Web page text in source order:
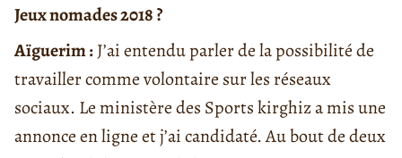
Jeux nomades 2018 ?
Aïguerim :J’ai entendu parler de la possibilité de
travailler comme volontaire sur les réseaux
sociaux. Le ministère des Sports kirghiz a mis une
annonce en ligne et j’ai candidaté. Au bout de deux